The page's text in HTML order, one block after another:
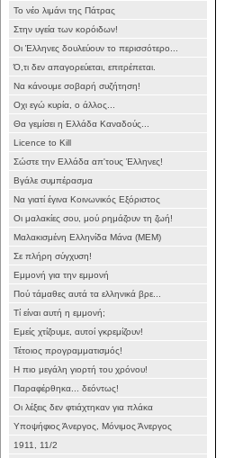
Το νέο λιμάνι της Πάτρας
Στην υγεία των κορόιδων!
Οι Έλληνες δουλεύουν το περισσότερο...
Ό,τι δεν απαγορεύεται, επιτρέπεται.
Να κάνουμε σοβαρή συζήτηση!
Οχι εγώ κυρία, ο άλλος...
Θα γεμίσει η Ελλάδα Καναδούς...
Licence to Kill
Σώστε την Ελλάδα απ'τους Έλληνες!
Βγάλε συμπέρασμα
Να γιατί έγινα Κοινωνικός Εξόριστος
Oι μαλακίες σου, μού ρημάζουν τη ζωή!
Μαλακισμένη Ελληνίδα Μάνα (ΜΕΜ)
Σε πλήρη σύγχυση!
Εμμονή για την εμμονή
Πού τάμαθες αυτά τα ελληνικά βρε...
Τί είναι αυτή η εμμονή;
Εμείς χτίζουμε, αυτοί γκρεμίζουν!
Τέτοιος προγραμματισμός!
Η πιο μεγάλη γιορτή του χρόνου!
Παραφέρθηκα... δεόντως!
Οι λέξεις δεν φτιάχτηκαν για πλάκα
Υποψήφιος Άνεργος, Μόνιμος Άνεργος
1911, 11/2